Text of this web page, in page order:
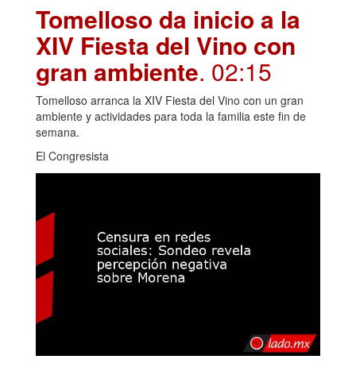
Tomelloso da inicio a la
XIV Fiesta del Vino con
gran ambiente. 02:15
Tomelloso arranca la XIV Fiesta del Vino con un gran
ambiente y actividades para toda la familia este fin de
semana.
El Congresista